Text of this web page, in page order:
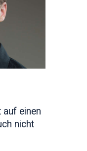
auf einen
nicht